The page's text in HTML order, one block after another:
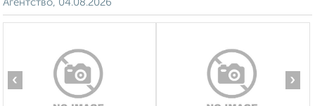
Агентство, 04.08.2026
‹ ›